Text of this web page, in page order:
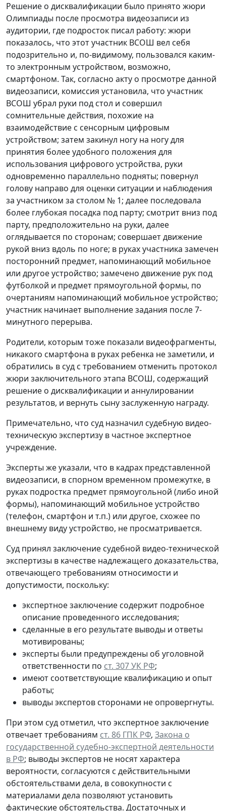
Решение о дисквалификации было принято жюри
Олимпиады после просмотра видеозаписи из
аудитории, где подросток писал работу: жюри
показалось, что этот участник ВСОШ вел себя
подозрительно и, по-видимому, пользовался каким-
то электронным устройством, возможно,
смартфоном. Так, согласно акту о просмотре данной
видеозаписи, комиссия установила, что участник
ВСОШ убрал руки под стол и совершил
сомнительные действия, похожие на
взаимодействие с сенсорным цифровым
устройством; затем закинул ногу на ногу для
принятия более удобного положения для
использования цифрового устройства, руки
одновременно параллельно подняты; повернул
голову направо для оценки ситуации и наблюдения
за участником за столом № 1; далее последовала
более глубокая посадка под парту; смотрит вниз под
парту, предположительно на руки, далее
оглядывается по сторонам; совершает движение
рукой вниз вдоль по ноге; в руках участника замечен
посторонний предмет, напоминающий мобильное
или другое устройство; замечено движение рук под
футболкой и предмет прямоугольной формы, по
очертаниям напоминающий мобильное устройство;
участник начинает выполнение задания после 7-
минутного перерыва.
Родители, которым тоже показали видеофрагменты,
никакого смартфона в руках ребенка не заметили, и
обратились в суд с требованием отменить протокол
жюри заключительного этапа ВСОШ, содержащий
решение о дисквалификации и аннулировании
результатов, и вернуть сыну заслуженную награду.
Примечательно, что суд назначил судебную видео-
техническую экспертизу в частное экспертное
учреждение.
Эксперты же указали, что в кадрах представленной
видеозаписи, в спорном временном промежутке, в
руках подростка предмет прямоугольной (либо иной
формы), напоминающий мобильное устройство
(телефон, смартфон и т.п.) или другое, схожее по
внешнему виду устройство, не просматривается.
Суд принял заключение судебной видео-технической
экспертизы в качестве надлежащего доказательства,
отвечающего требованиям относимости и
допустимости, поскольку:
экспертное заключение содержит подробное
описание проведенного исследования;
сделанные в его результате выводы и ответы
мотивированы;
эксперты были предупреждены об уголовной
ответственности по ст. 307 УК РФ;
имеют соответствующие квалификацию и опыт
работы;
выводы экспертов сторонами не опровергнуты.
При этом суд отметил, что экспертное заключение
отвечает требованиям ст. 86 ГПК РФ, Закона о
государственной судебно-экспертной деятельности
в РФ; выводы экспертов не носят характера
вероятности, согласуются с действительными
обстоятельствами дела, в совокупности с
материалами дела позволяют установить
фактические обстоятельства. Достаточных и